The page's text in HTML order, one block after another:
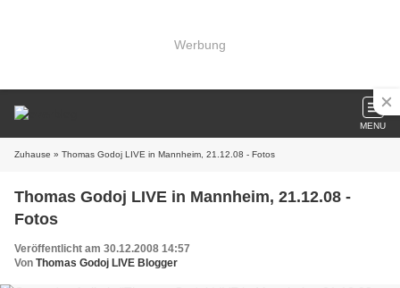
Werbung
MENU
Zuhause » Thomas Godoj LIVE in Mannheim, 21.12.08 - Fotos
Thomas Godoj LIVE in Mannheim, 21.12.08 -
Fotos
Veröffentlicht am 30.12.2008 14:57
Von Thomas Godoj LIVE Blogger